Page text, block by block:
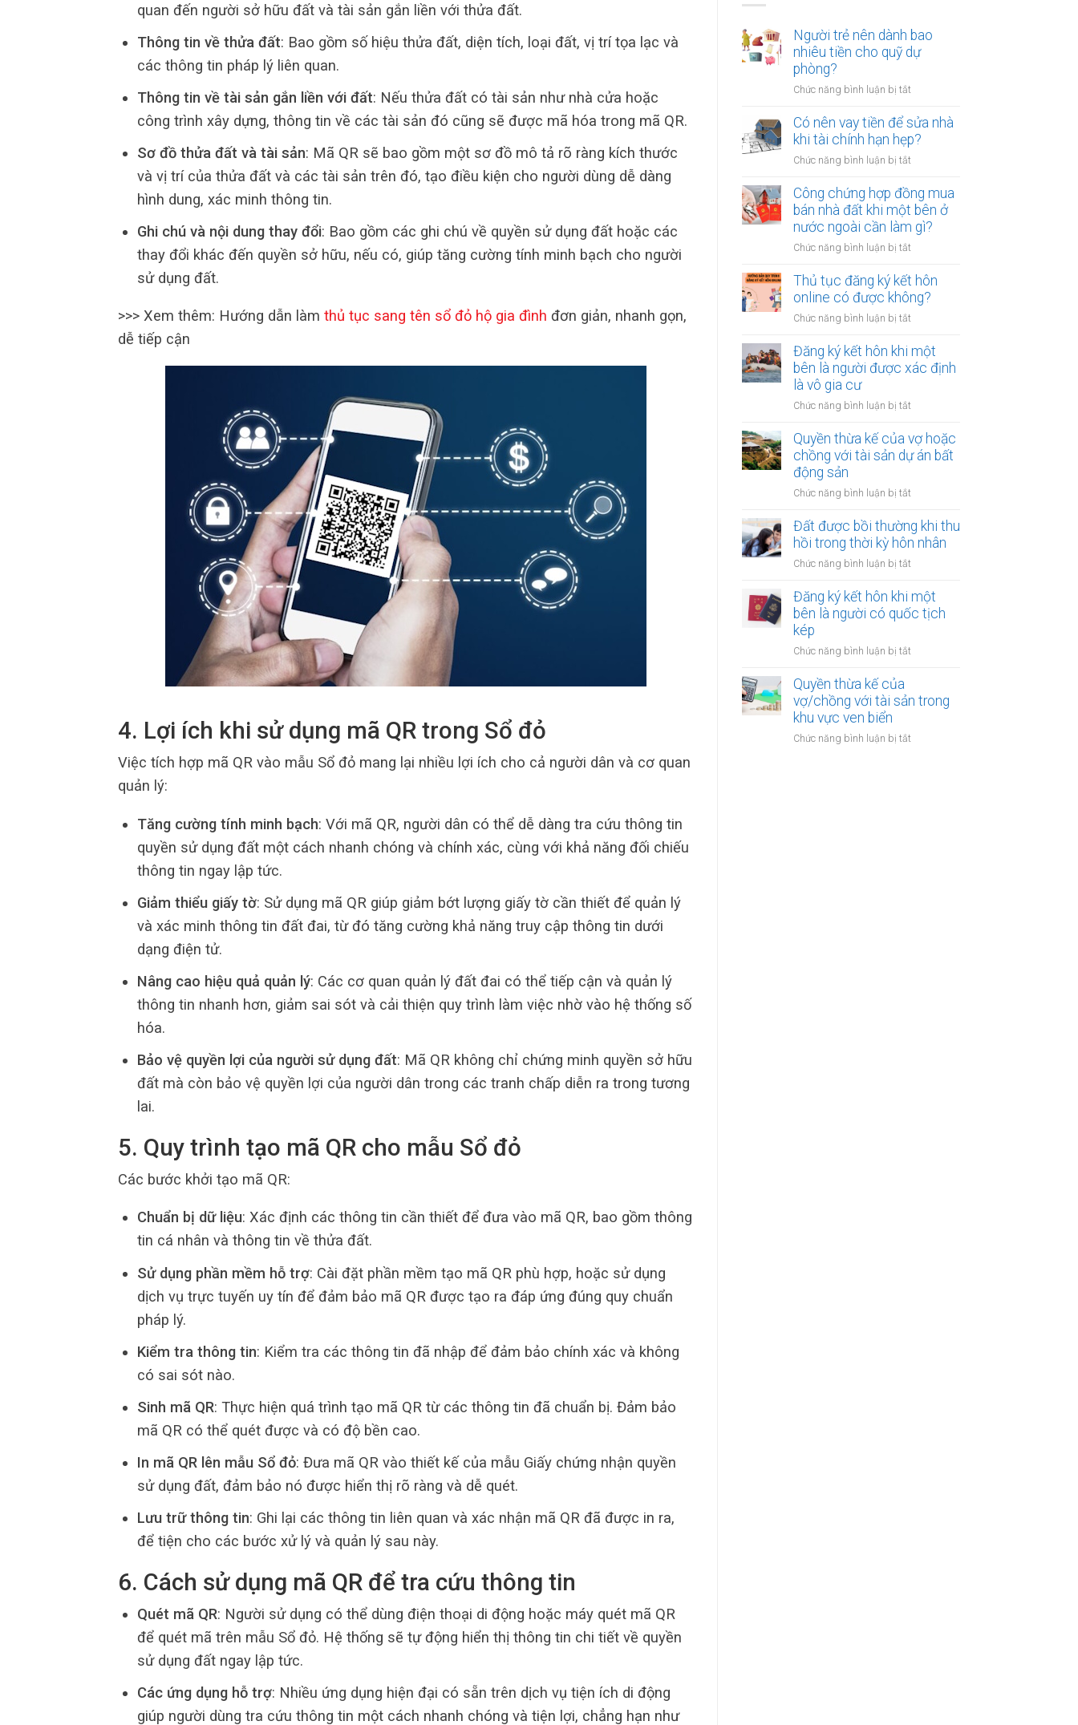
quan đến người sở hữu đất và tài sản gắn liền với thửa đất.
Thông tin về thửa đất: Bao gồm số hiệu thửa đất, diện tích, loại đất, vị trí tọa lạc và
các thông tin pháp lý liên quan.
Thông tin về tài sản gắn liền với đất: Nếu thửa đất có tài sản như nhà cửa hoặc
công trình xây dựng, thông tin về các tài sản đó cũng sẽ được mã hóa trong mã QR.
Sơ đồ thửa đất và tài sản: Mã QR sẽ bao gồm một sơ đồ mô tả rõ ràng kích thước
và vị trí của thửa đất và các tài sản trên đó, tạo điều kiện cho người dùng dễ dàng
hình dung, xác minh thông tin.
Ghi chú và nội dung thay đổi: Bao gồm các ghi chú về quyền sử dụng đất hoặc các
thay đổi khác đến quyền sở hữu, nếu có, giúp tăng cường tính minh bạch cho người
sử dụng đất.
>>> Xem thêm: Hướng dẫn làm thủ tục sang tên sổ đỏ hộ gia đình đơn giản, nhanh gọn,
dễ tiếp cận
4. Lợi ích khi sử dụng mã QR trong Sổ đỏ
Việc tích hợp mã QR vào mẫu Sổ đỏ mang lại nhiều lợi ích cho cả người dân và cơ quan
quản lý:
Tăng cường tính minh bạch: Với mã QR, người dân có thể dễ dàng tra cứu thông tin
quyền sử dụng đất một cách nhanh chóng và chính xác, cùng với khả năng đối chiếu
thông tin ngay lập tức.
Giảm thiểu giấy tờ: Sử dụng mã QR giúp giảm bớt lượng giấy tờ cần thiết để quản lý
và xác minh thông tin đất đai, từ đó tăng cường khả năng truy cập thông tin dưới
dạng điện tử.
Nâng cao hiệu quả quản lý: Các cơ quan quản lý đất đai có thể tiếp cận và quản lý
thông tin nhanh hơn, giảm sai sót và cải thiện quy trình làm việc nhờ vào hệ thống số
hóa.
Bảo vệ quyền lợi của người sử dụng đất: Mã QR không chỉ chứng minh quyền sở hữu
đất mà còn bảo vệ quyền lợi của người dân trong các tranh chấp diễn ra trong tương
lai.
5. Quy trình tạo mã QR cho mẫu Sổ đỏ
Các bước khởi tạo mã QR:
Chuẩn bị dữ liệu: Xác định các thông tin cần thiết để đưa vào mã QR, bao gồm thông
tin cá nhân và thông tin về thửa đất.
Sử dụng phần mềm hỗ trợ: Cài đặt phần mềm tạo mã QR phù hợp, hoặc sử dụng
dịch vụ trực tuyến uy tín để đảm bảo mã QR được tạo ra đáp ứng đúng quy chuẩn
pháp lý.
Kiểm tra thông tin: Kiểm tra các thông tin đã nhập để đảm bảo chính xác và không
có sai sót nào.
Sinh mã QR: Thực hiện quá trình tạo mã QR từ các thông tin đã chuẩn bị. Đảm bảo
mã QR có thể quét được và có độ bền cao.
In mã QR lên mẫu Sổ đỏ: Đưa mã QR vào thiết kế của mẫu Giấy chứng nhận quyền
sử dụng đất, đảm bảo nó được hiển thị rõ ràng và dễ quét.
Lưu trữ thông tin: Ghi lại các thông tin liên quan và xác nhận mã QR đã được in ra,
để tiện cho các bước xử lý và quản lý sau này.
6. Cách sử dụng mã QR để tra cứu thông tin
Quét mã QR: Người sử dụng có thể dùng điện thoại di động hoặc máy quét mã QR
để quét mã trên mẫu Sổ đỏ. Hệ thống sẽ tự động hiển thị thông tin chi tiết về quyền
sử dụng đất ngay lập tức.
Các ứng dụng hỗ trợ: Nhiều ứng dụng hiện đại có sẵn trên dịch vụ tiện ích di động
giúp người dùng tra cứu thông tin một cách nhanh chóng và tiện lợi, chẳng hạn như
Người trẻ nên dành bao
nhiêu tiền cho quỹ dự
phòng?
Chức năng bình luận bị tắt
trẻ
nên
bao
tiền
cho
quỹ
Có nên vay tiền để sửa nhà
khi tài chính hạn hẹp?
Chức năng bình luận bị tắt
nên
vay
tiền
để
sửa
khi
tài
Công chứng hợp đồng mua
bán nhà đất khi một bên ở
nước ngoài cần làm gì?
Chức năng bình luận bị tắt
chứng
hợp
đồng
mua
nhà
đất
nước
ngoài
Thủ tục đăng ký kết hôn
online có được không?
Chức năng bình luận bị tắt
tục
đăng
hôn
có
được
Đăng ký kết hôn khi một
bên là người được xác định
là vô gia cư
Chức năng bình luận bị tắt
ký
kết
một
là
người
là
vô
Quyền thừa kế của vợ hoặc
chồng với tài sản dự án bất
động sản
Chức năng bình luận bị tắt
thừa
kế
vợ
chồng
với
động
Đất được bồi thường khi thu
hồi trong thời kỳ hôn nhân
Chức năng bình luận bị tắt
được
bồi
thường
thu
thời
Đăng ký kết hôn khi một
bên là người có quốc tịch
kép
Chức năng bình luận bị tắt
kết
một
Quyền thừa kế của
vợ/chồng với tài sản trong
khu vực ven biển
Chức năng bình luận bị tắt